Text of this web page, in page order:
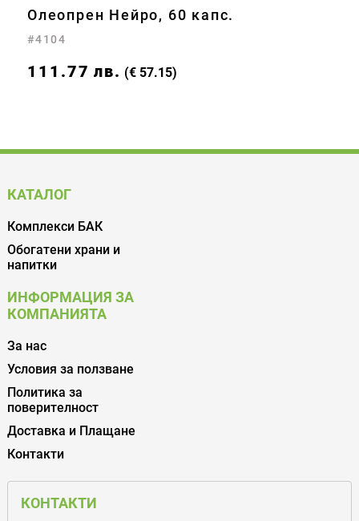
Олеопрен Нейро, 60 капс.
#4104
111.77 лв. (€ 57.15)
КАТАЛОГ
Комплекси БАК
Обогатени храни и
напитки
ИНФОРМАЦИЯ ЗА
КОМПАНИЯТА
За нас
Условия за ползване
Политика за
поверителност
Доставка и Плащане
Контакти
КОНТАКТИ